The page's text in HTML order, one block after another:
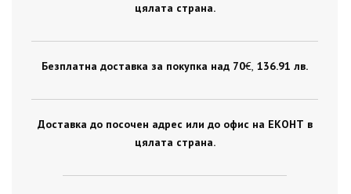
цялата страна.
Безплатна доставка за покупка над 70€ , 136.91 лв.
Доставка до посочен адрес или до офис на ЕКОНТ в
цялата страна.